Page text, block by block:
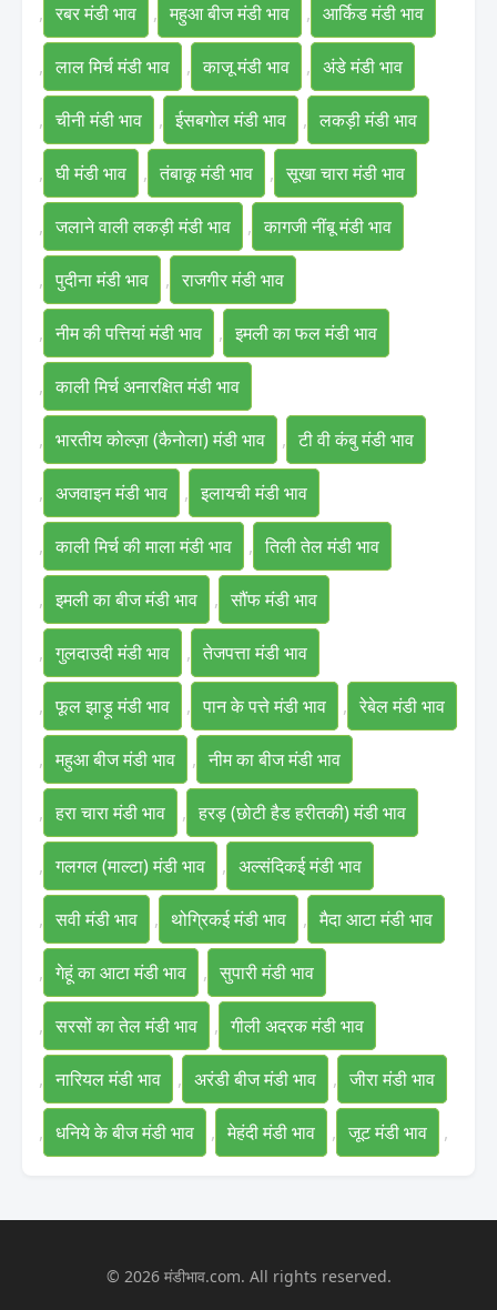
, रबर मंडी भाव , महुआ बीज मंडी भाव , आर्किड मंडी भाव
, लाल मिर्च मंडी भाव , काजू मंडी भाव , अंडे मंडी भाव
, चीनी मंडी भाव , ईसबगोल मंडी भाव , लकड़ी मंडी भाव
, घी मंडी भाव , तंबाकू मंडी भाव , सूखा चारा मंडी भाव
, जलाने वाली लकड़ी मंडी भाव , कागजी नींबू मंडी भाव
, पुदीना मंडी भाव , राजगीर मंडी भाव
, नीम की पत्तियां मंडी भाव , इमली का फल मंडी भाव
, काली मिर्च अनारक्षित मंडी भाव
, भारतीय कोल्ज़ा (कैनोला) मंडी भाव , टी वी कंबु मंडी भाव
, अजवाइन मंडी भाव , इलायची मंडी भाव
, काली मिर्च की माला मंडी भाव , तिली तेल मंडी भाव
, इमली का बीज मंडी भाव , सौंफ मंडी भाव
, गुलदाउदी मंडी भाव , तेजपत्ता मंडी भाव
, फूल झाड़ू मंडी भाव , पान के पत्ते मंडी भाव , रेबेल मंडी भाव
, महुआ बीज मंडी भाव , नीम का बीज मंडी भाव
, हरा चारा मंडी भाव , हरड़ (छोटी हैड हरीतकी) मंडी भाव
, गलगल (माल्टा) मंडी भाव , अल्संदिकई मंडी भाव
, सवी मंडी भाव , थोग्रिकई मंडी भाव , मैदा आटा मंडी भाव
, गेहूं का आटा मंडी भाव , सुपारी मंडी भाव
, सरसों का तेल मंडी भाव , गीली अदरक मंडी भाव
, नारियल मंडी भाव , अरंडी बीज मंडी भाव , जीरा मंडी भाव
, धनिये के बीज मंडी भाव , मेहंदी मंडी भाव , जूट मंडी भाव ,
© 2026 मंडीभाव.com. All rights reserved.